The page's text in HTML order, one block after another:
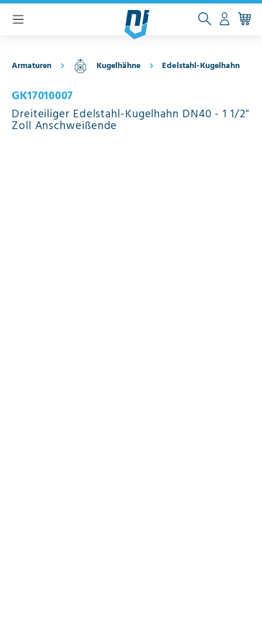
springen
Armaturen Kugelhähne Edelstahl-Kugelhahn
GK17010007
Dreiteiliger Edelstahl-Kugelhahn DN40 - 1 1/2"
Zoll Anschweißende